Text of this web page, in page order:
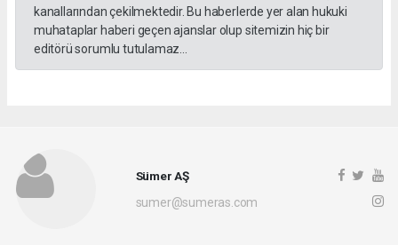
kanallarından çekilmektedir. Bu haberlerde yer alan hukuki
muhataplar haberi geçen ajanslar olup sitemizin hiç bir
editörü sorumlu tutulamaz...
Sümer AŞ
sumer@sumeras.com